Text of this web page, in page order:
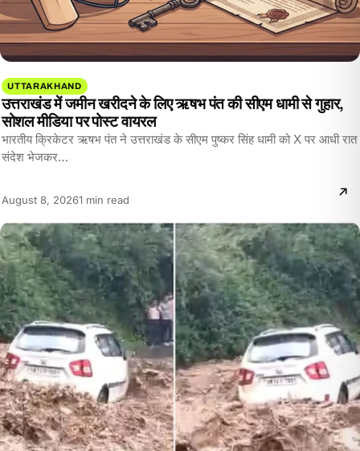
UTTARAKHAND
उत्तराखंड में जमीन खरीदने के लिए ऋषभ पंत की सीएम धामी से गुहार,
सोशल मीडिया पर पोस्ट वायरल
भारतीय क्रिकेटर ऋषभ पंत ने उत्तराखंड के सीएम पुष्कर सिंह धामी को X पर आधी रात
संदेश भेजकर…
August 8, 2026Reading
1 min read